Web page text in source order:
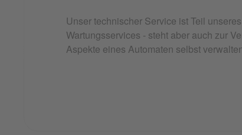
Unser technischer Service ist Teil
Wartungsservices - steht aber auch zur
Aspekte eines Automaten selbst